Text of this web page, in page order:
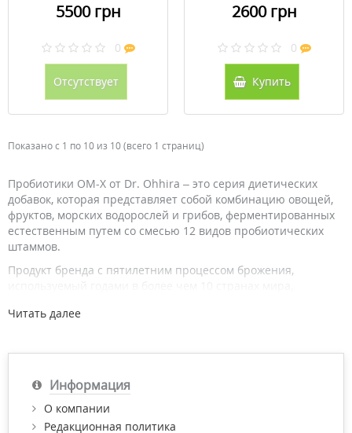
5500 грн
0
Отсутствует
2600 грн
0
Купить
Показано с 1 по 10 из 10 (всего 1 страниц)
Пробиотики OM-X от Dr. Ohhira – это серия диетических
добавок, которая представляет собой комбинацию овощей,
фруктов, морских водорослей и грибов, ферментированных
естественным путем со смесью 12 видов пробиотических
штаммов.
Продукт бренда с пятилетним процессом брожения,
Ингредиенты, используемые для брожения, на 100% состоят
ферментированный экстракт содержит сбалансированные
здоровья, такие как аминокислоты, витамины, минералы,
пищевые волокна, олигосахариды и органические кислоты.
Эта серия продуктов не содержит ГМО, гипоаллергенна, не
Читать далее
Информация
О компании
Редакционная политика